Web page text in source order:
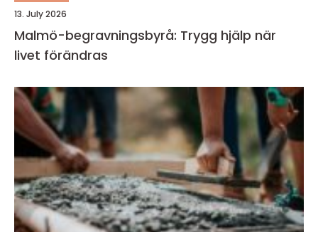
13. July 2026
Malmö-begravningsbyrå: Trygg hjälp när
livet förändras